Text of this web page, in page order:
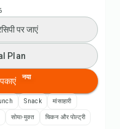
Plan
List
पर जाएं
Plan
नया
Snack मांसाहारी
सोया-मुक्त चिकन और पोल्ट्री